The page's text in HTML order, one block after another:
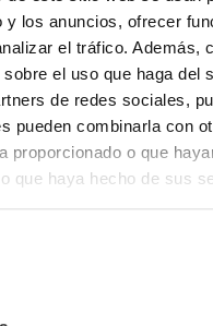
y los anuncios, ofrecer
el tráfico. Además,
el uso que haga del
de redes sociales,
pueden combinarla con
proporcionado o que
que haya hecho de sus
magnetic field. A. Pandhi
momentum vectors
to the larger-scale
Sean et al.
de publicación: 5 2026